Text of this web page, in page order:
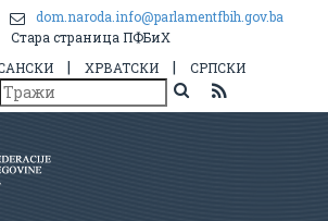
dom.naroda.info@parlamentfbih.gov.ba
Стара страница ПФБиХ
| ХРВАТСКИ | СРПСКИ